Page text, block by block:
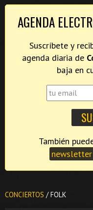
AGENDA
Suscríbete y
agenda diaria de
baja en
CONCIERTOS / FOLK